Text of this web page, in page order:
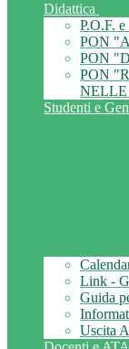
Didattica
P.O.F.
PON
PON
PON
Studenti e
Link -
Guida
Uscita